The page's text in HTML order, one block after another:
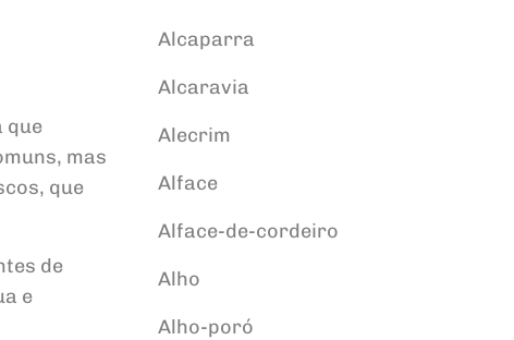
que
mas
que
de
e
Alcaparra
Alcaravia
Alecrim
Alface
Alface-de-cordeiro
Alho
Alho-poró